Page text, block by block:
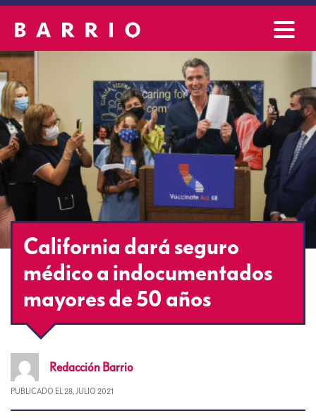
California dará seguro
médico a indocumentados
mayores de 50 años
Redacción Barrio
PUBLICADO EL 28, JULIO 2021